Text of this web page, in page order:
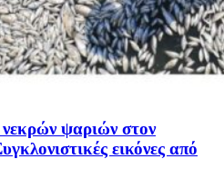
ψαριών στον
εικόνες από